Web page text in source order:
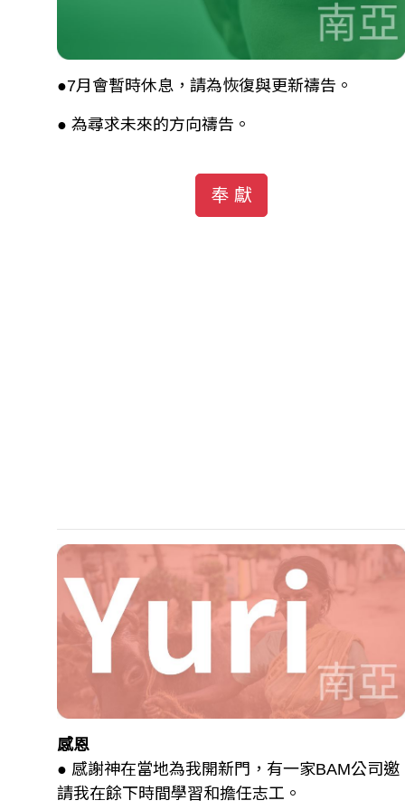
●7月會暫時休息，請為恢復與更新禱告。
● 為尋求未來的方向禱告。
奉 獻
感恩
● 感謝神在當地為我開新門，有一家BAM公司邀
請我在餘下時間學習和擔任志工。